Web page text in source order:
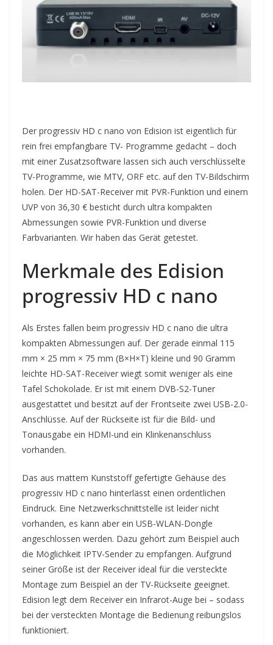
Der progressiv HD c nano von Edision ist eigentlich für
rein frei empfangbare TV- Programme gedacht – doch
mit einer Zusatzsoftware lassen sich auch verschlüsselte
TV-Programme, wie MTV, ORF etc. auf den TV-Bildschirm
holen. Der HD-SAT-Receiver mit PVR-Funktion und einem
UVP von 36,30 € besticht durch ultra kompakten
Abmessungen sowie PVR-Funktion und diverse
Farbvarianten. Wir haben das Gerät getestet.
Merkmale des Edision
progressiv HD c nano
Als Erstes fallen beim progressiv HD c nano die ultra
kompakten Abmessungen auf. Der gerade einmal 115
mm × 25 mm × 75 mm (B×H×T) kleine und 90 Gramm
leichte HD-SAT-Receiver wiegt somit weniger als eine
Tafel Schokolade. Er ist mit einem DVB-S2-Tuner
ausgestattet und besitzt auf der Frontseite zwei USB-2.0-
Anschlüsse. Auf der Rückseite ist für die Bild- und
Tonausgabe ein HDMI-und ein Klinkenanschluss
vorhanden.
Das aus mattem Kunststoff gefertigte Gehäuse des
progressiv HD c nano hinterlässt einen ordentlichen
Eindruck. Eine Netzwerkschnittstelle ist leider nicht
vorhanden, es kann aber ein USB-WLAN-Dongle
angeschlossen werden. Dazu gehört zum Beispiel auch
die Möglichkeit IPTV-Sender zu empfangen. Aufgrund
seiner Größe ist der Receiver ideal für die versteckte
Montage zum Beispiel an der TV-Rückseite geeignet.
Edision legt dem Receiver ein Infrarot-Auge bei – sodass
bei der versteckten Montage die Bedienung reibungslos
funktioniert.